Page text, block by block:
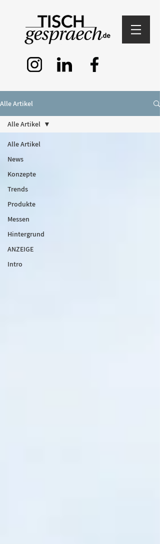
Alle Artikel
Alle Artikel
News
Konzepte
Trends
Produkte
Messen
Hintergrund
ANZEIGE
Intro
Alle Artikel